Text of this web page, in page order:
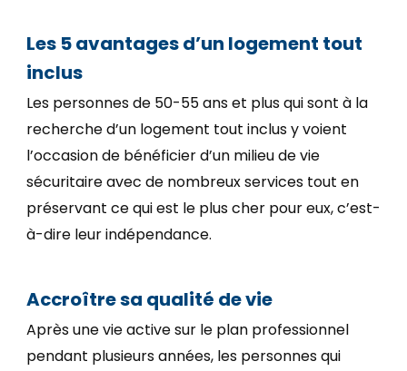
Les 5 avantages d’un logement tout
inclus
Les personnes de 50-55 ans et plus qui sont à la
recherche d’un logement tout inclus y voient
l’occasion de bénéficier d’un milieu de vie
sécuritaire avec de nombreux services tout en
préservant ce qui est le plus cher pour eux, c’est-
à-dire leur indépendance.
Accroître sa qualité de vie
Après une vie active sur le plan professionnel
pendant plusieurs années, les personnes qui